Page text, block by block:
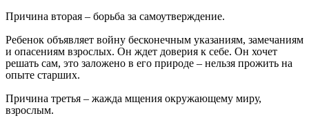
Причина вторая – борьба за самоутверждение.
Ребенок объявляет войну бесконечным указаниям, замечаниям
и опасениям взрослых. Он ждет доверия к себе. Он хочет
решать сам, это заложено в его природе – нельзя прожить на
опыте старших.
Причина третья – жажда мщения окружающему миру,
взрослым.